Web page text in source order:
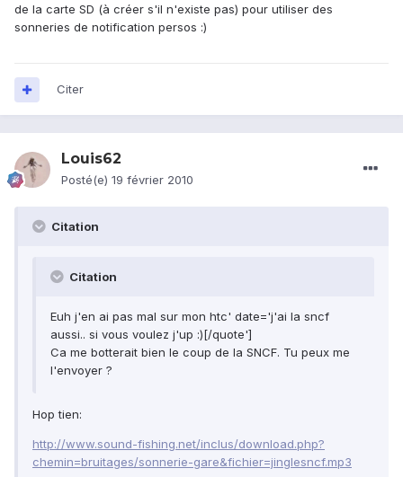
de la carte SD (à créer s'il n'existe pas) pour utiliser des
sonneries de notification persos :)
Citer
Louis62
Posté(e) 19 février 2010
Citation
Citation
Euh j'en ai pas mal sur mon htc' date='j'ai la sncf
aussi.. si vous voulez j'up :)[/quote']
Ca me botterait bien le coup de la SNCF. Tu peux me
l'envoyer ?
Hop tien:
http://www.sound-fishing.net/inclus/download.php?
chemin=bruitages/sonnerie-gare&fichier=jinglesncf.mp3